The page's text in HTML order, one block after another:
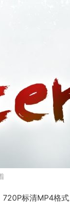
标清MP4格式